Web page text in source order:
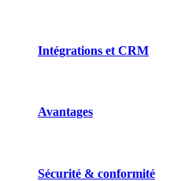
Intégrations et CRM
Avantages
Sécurité & conformité